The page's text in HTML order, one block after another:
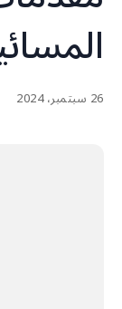
26 سبتمبر، 2024